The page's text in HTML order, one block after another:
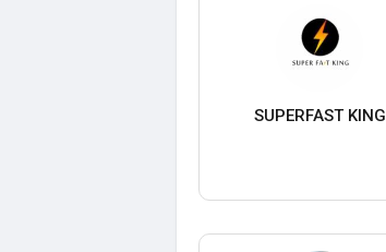
SUPERFAST KING